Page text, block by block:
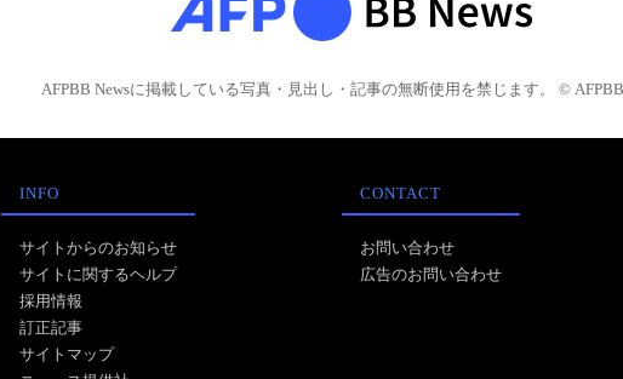
AFPBB Newsに掲載している写真・見出し・記事の無断使用を禁じます。 © AFPBB
INFO
サイトからのお知らせ
サイトに関するヘルプ
採用情報
訂正記事
サイトマップ
CONTACT
お問い合わせ
広告のお問い合わせ